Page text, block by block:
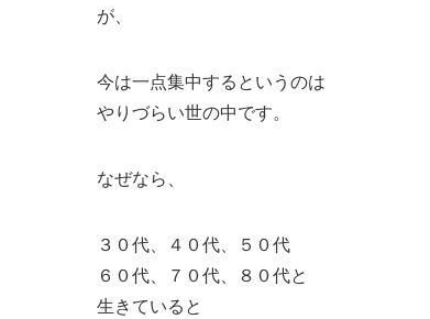
が、
今は一点集中するというのは
やりづらい世の中です。
なぜなら、
３０代、４０代、５０代
６０代、７０代、８０代と
生きていると